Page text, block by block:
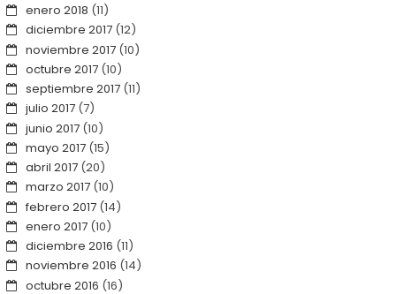
enero 2018 (11)
diciembre 2017(12)
noviembre 2017(10)
octubre 2017(10)
septiembre 2017(11)
julio 2017(7)
junio 2017(10)
mayo 2017(15)
abril 2017(20)
marzo 2017(10)
febrero 2017(14)
enero 2017(10)
diciembre 2016 (11)
noviembre 2016 (14)
octubre 2016 (16)